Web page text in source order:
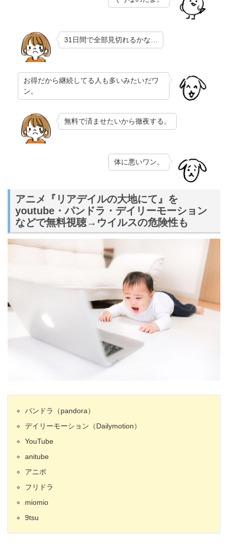
31日間で全部見切れるかな…
お得だから継続してる人も多いみたいだワ
ン。
無料で済ませたいから徹夜する。
体に悪いワン。
アニメ『リアデイルの大地にて』を
youtube・パンドラ・デイリーモーション
などで無料視聴→ウイルスの危険性も
パンドラ（pandora）
デイリーモーション（Dailymotion）
YouTube
anitube
アニポ
フリドラ
miomio
9tsu